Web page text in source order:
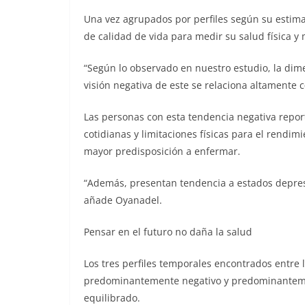
Una vez agrupados por perfiles según su
de calidad de vida para medir su salud física y
“Según lo observado en nuestro estudio, la
visión negativa de este se relaciona altamente
Las personas con esta tendencia negativa
cotidianas y limitaciones físicas para el
mayor predisposición a enfermar.
“Además, presentan tendencia a estados
añade Oyanadel.
Pensar en el futuro no daña la salud
Los tres perfiles temporales encontrados
predominantemente negativo y
equilibrado.